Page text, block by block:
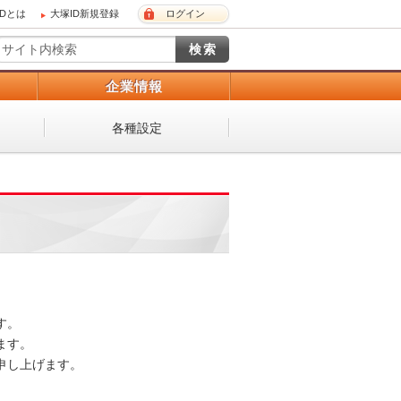
とは 大塚ID新規登録 ログイン
企業情報
各種設定
。
上げます。